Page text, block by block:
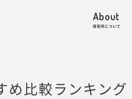
About
研究所について
ャリア形成に関する研究
め比較ランキン